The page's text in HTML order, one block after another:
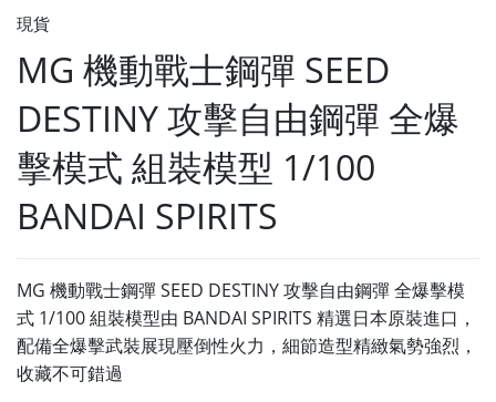
現貨
MG 機動戰士鋼彈 SEED
DESTINY 攻擊自由鋼彈 全爆
擊模式 組裝模型 1/100
BANDAI SPIRITS
MG 機動戰士鋼彈 SEED DESTINY 攻擊自由鋼彈 全爆擊模
式 1/100 組裝模型由 BANDAI SPIRITS 精選日本原裝進口，
配備全爆擊武裝展現壓倒性火力，細節造型精緻氣勢強烈，
收藏不可錯過